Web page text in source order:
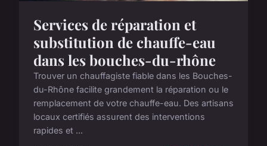
Services de réparation et
substitution de chauffe-eau
dans les bouches-du-rhône
Trouver un chauffagiste fiable dans les Bouches-
du-Rhône facilite grandement la réparation ou le
remplacement de votre chauffe-eau. Des artisans
locaux certifiés assurent des interventions
rapides et ...